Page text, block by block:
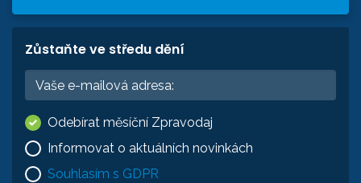
Zůstaňte ve středu dění
Odebírat měsíční Zpravodaj
Informovat o aktuálních novinkách
Souhlasím s GDPR